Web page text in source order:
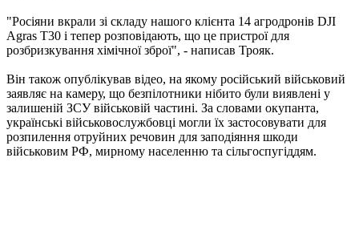
"Росіяни вкрали зі складу нашого клієнта 14 агродронів DJI
Agras T30 і тепер розповідають, що це пристрої для
розбризкування хімічної зброї", - написав Трояк.
Він також опублікував відео, на якому російський військовий
заявляє на камеру, що безпілотники нібито були виявлені у
залишеній ЗСУ військовій частині. За словами окупанта,
українські військовослужбовці могли їх застосовувати для
розпилення отруйних речовин для заподіяння шкоди
військовим РФ, мирному населенню та сільгоспугіддям.